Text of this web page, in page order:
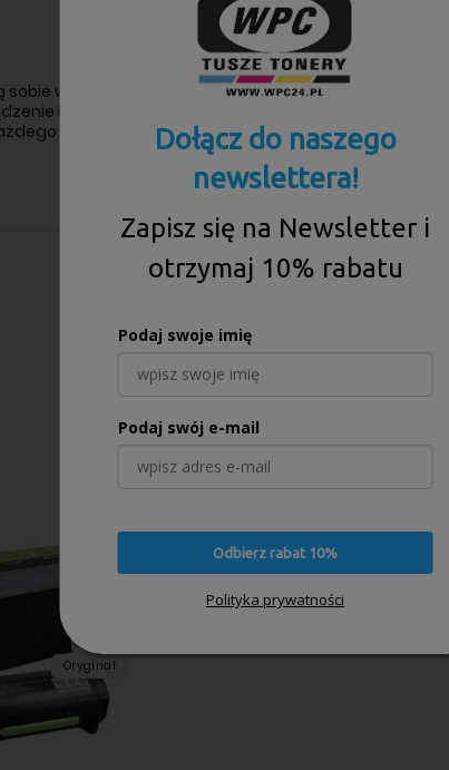
wysoką jakość wydruków oraz długotrwałą
będzie działać bezproblemowo, a wydruki będą
dokumentu.
Oryginał
Dołącz do naszego
newslettera!
Zapisz się na Newsletter i
otrzymaj 10% rabatu
Podaj swoje imię
Podaj swój e-mail
Odbierz rabat 10%
Polityka prywatności